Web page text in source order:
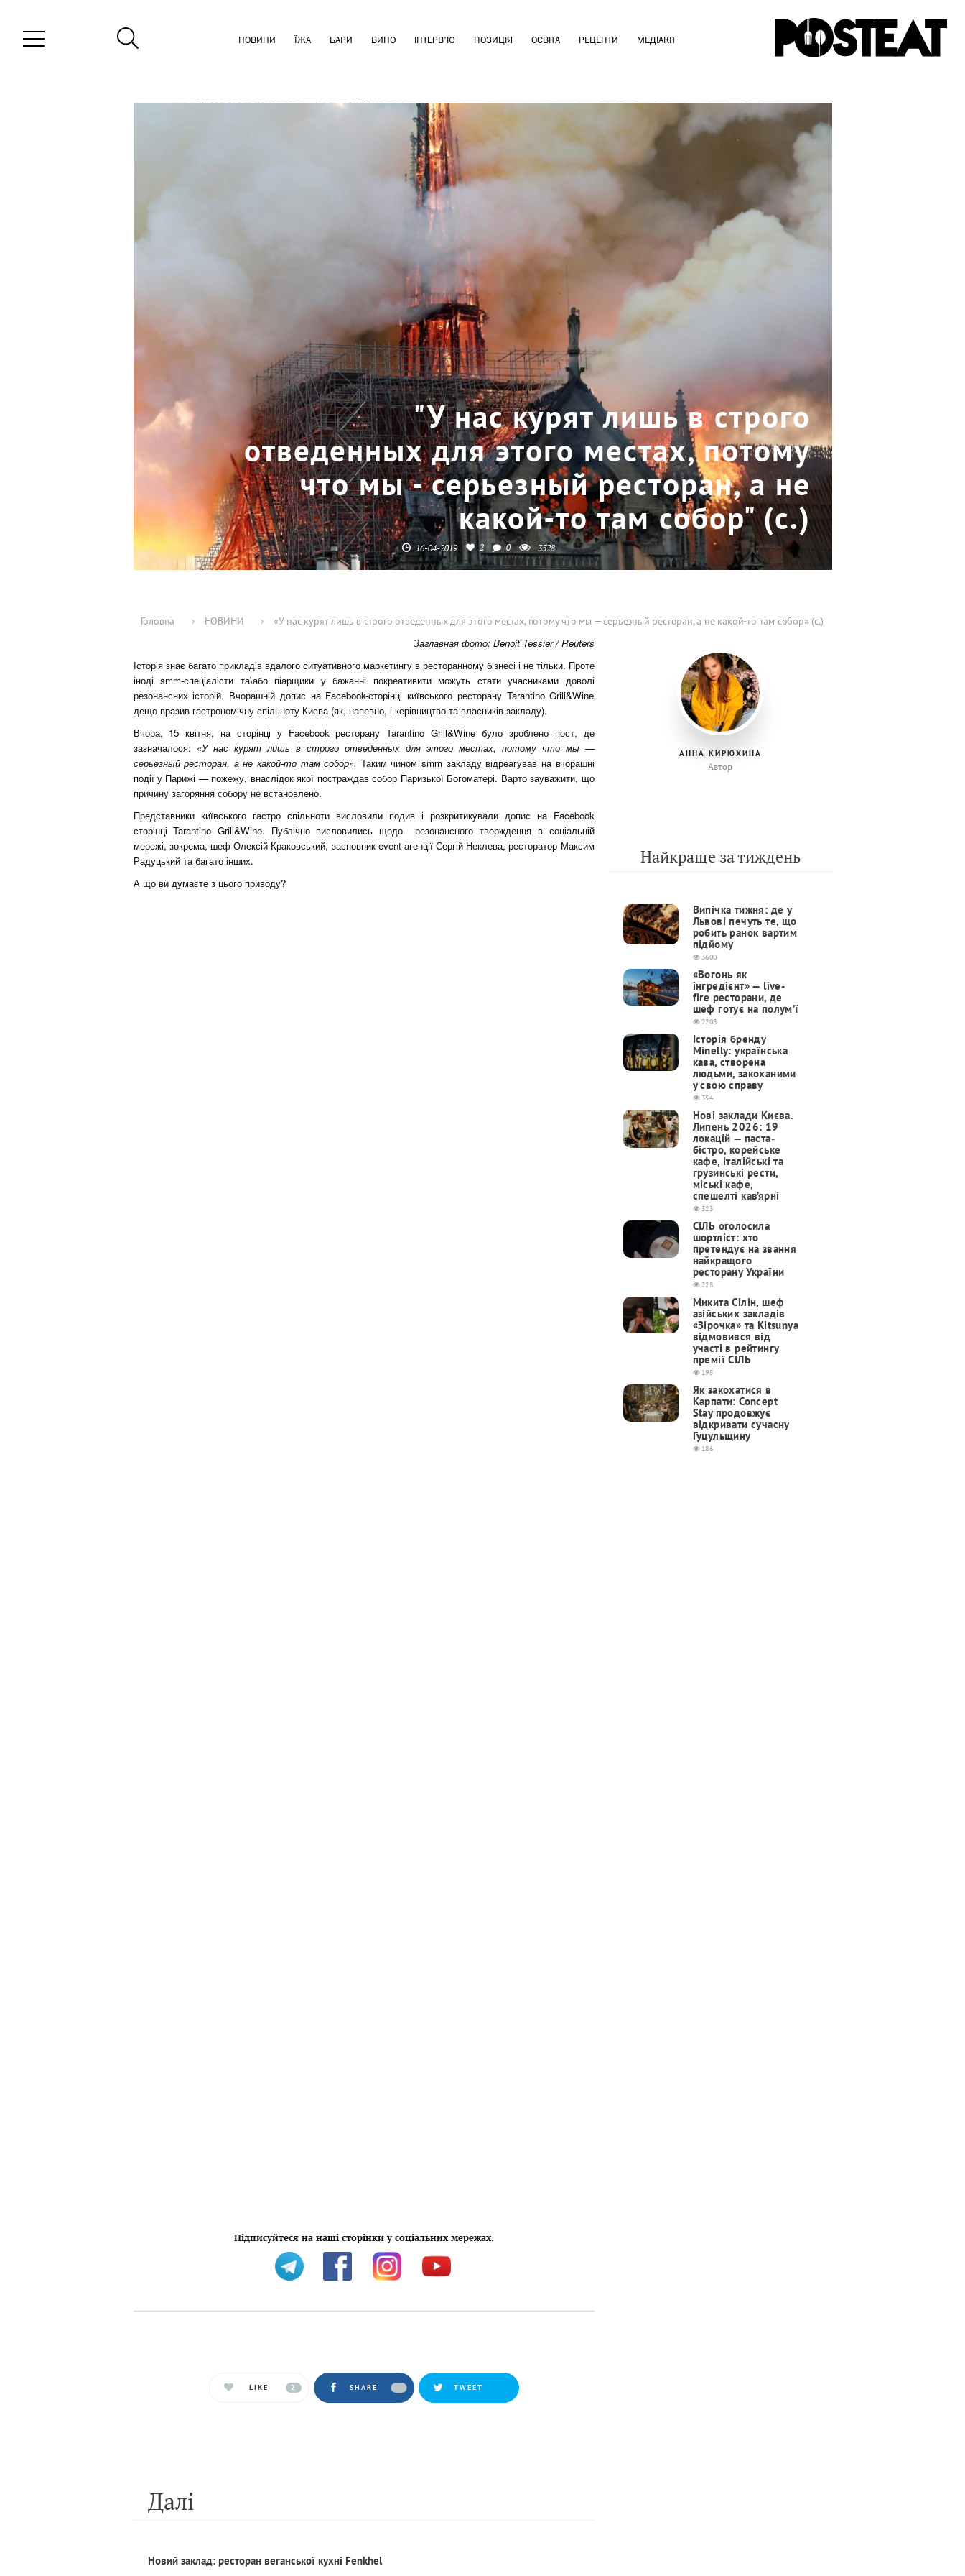
НОВИНИ ЇЖА БАРИ ВИНО ІНТЕРВ'Ю ПОЗИЦІЯ ОСВІТА РЕЦЕПТИ МЕДІАКІТ
"У нас курят лишь в строго
отведенных для этого местах, потому
что мы - серьезный ресторан, а не
какой-то там собор" (c.)
16-04-2019 2 0 3528
Головна › НОВИНИ › «У нас курят лишь в строго отведенных для этого местах, потому что мы — серьезный ресторан, а не какой-то там собор» (c.)
Заглавная фото: Benoit Tessier /Reuters
Історія знає багато прикладів вдалого ситуативного маркетингу в ресторанному бізнесі і не тільки. Проте
іноді smm-спеціалісти та\або піарщики у бажанні покреативити можуть стати учасниками доволі
резонансних історій. Вчорашній допис на Facebook-сторінці київського ресторану Tarantino Grill&Wine
дещо вразив гастрономічну спільноту Києва (як, напевно, і керівництво та власників закладу).
Вчора, 15 квітня, на сторінці у Facebook ресторану Tarantino Grill&Wine було зроблено пост, де
зазначалося: «У нас курят лишь в строго отведенных для этого местах, потому что мы —
серьезный ресторан, а не какой-то там собор». Таким чином smm закладу відреагував на вчорашні
події у Парижі — пожежу, внаслідок якої постраждав собор Паризької Богоматері. Варто зауважити, що
причину загоряння собору не встановлено.
Представники київського гастро спільноти висловили подив і розкритикували допис на Facebook
сторінці Tarantino Grill&Wine. Публічно висловились щодо резонансного тверждення в соціальній
мережі, зокрема, шеф Олексій Краковський, засновник event-агенції Сергій Неклева, ресторатор Максим
Радуцький та багато інших.
А що ви думаєте з цього приводу?
Підписуйтеся на наші сторінки у соціальних мережах:
LIKE 2 SHARE TWEET
Далi
Новий заклад: ресторан веганської кухні Fenkhel
АННА КИРЮХИНА
Автор
Найкраще за тиждень
Випічка тижня: де у
Львові печуть те, що
робить ранок вартим
підйому
3600
«Вогонь як
інгредієнт» — live-
fire ресторани, де
шеф готує на полум’ї
2208
Історія бренду
Minelly: українська
кава, створена
людьми, закоханими
у свою справу
354
Нові заклади Києва.
Липень 2026: 19
локацій — паста-
бістро, корейське
кафе, італійські та
грузинські рести,
міські кафе,
спешелті кав’ярні
323
СІЛЬ оголосила
шортліст: хто
претендує на звання
найкращого
ресторану України
228
Микита Сілін, шеф
азійських закладів
«Зірочка» та Kitsunya
відмовився від
участі в рейтингу
премії СІЛЬ
198
Як закохатися в
Карпати: Concept
Stay продовжує
відкривати сучасну
Гуцульщину
186